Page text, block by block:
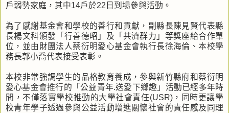
戶弱勢家庭，其中14戶於22日到場參與活動。
為了感謝基金會和學校的善行和貢獻，副縣長陳見賢代表縣
長楊文科頒發「行善德昭」及「共濟群力」等獎座給合作單
位，並由財團法人蔡衍明愛心基金會執行長徐海倫、本校學
務長郭小喬代表接受表彰。
本校非常強調學生的品格教育養成，參與新竹縣府和蔡衍明
愛心基金會推行的「公益青年.送愛下鄉趣」活動已經多年時
間，不僅落實學校推動的大學社會責任(USR)，同時更讓學
校青年學子透過參與公益活動增進關懷社會的責任感及同理